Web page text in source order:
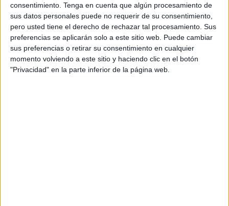
consentimiento. Tenga en cuenta que algún procesamiento de
sus datos personales puede no requerir de su consentimiento,
pero usted tiene el derecho de rechazar tal procesamiento. Sus
preferencias se aplicarán solo a este sitio web. Puede cambiar
sus preferencias o retirar su consentimiento en cualquier
momento volviendo a este sitio y haciendo clic en el botón
"Privacidad" en la parte inferior de la página web.